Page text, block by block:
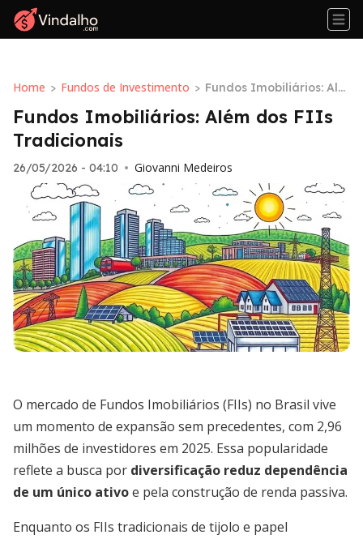
Home > Fundos de Investimento > Fundos Imobiliários: Alé
m dos FIIs Tradicionais
Fundos Imobiliários: Além dos FIIs
Tradicionais
26/05/2026 - 04:10 • Giovanni Medeiros
O mercado de Fundos Imobiliários (FIIs) no Brasil vive
um momento de expansão sem precedentes, com 2,96
milhões de investidores em 2025. Essa popularidade
reflete a busca por diversificação reduz dependência
de um único ativoe pela construção de renda passiva.
Enquanto os FIIs tradicionais de tijolo e papel